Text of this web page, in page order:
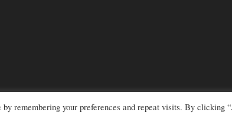
remembering your preferences and repeat visits. By clicking